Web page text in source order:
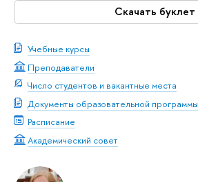
Скачать буклет
Учебные курсы
Преподаватели
Число студентов и вакантные места
Документы образовательной программы
Расписание
Академический совет